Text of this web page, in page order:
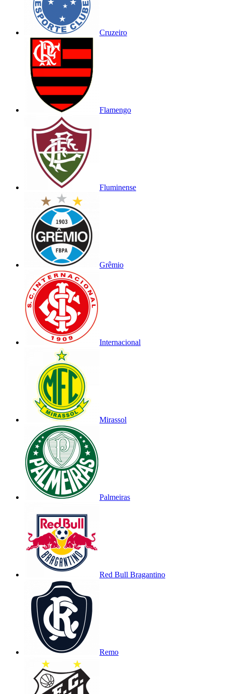
Cruzeiro
Flamengo
Fluminense
Grêmio
Internacional
Mirassol
Palmeiras
Red Bull Bragantino
Remo